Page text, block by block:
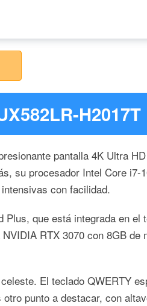
H2017T
pantalla 4K Ultra
su procesador Intel Core i7-
con facilidad.
que está integrada en el
RTX 3070 con 8GB de
El teclado QWERTY
punto a destacar, con